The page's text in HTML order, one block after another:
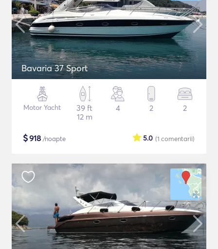
Bavaria 37 Sport
Motor Yacht
39 ft
12 m
4 2 2
$918 /noapte (1 comentarii)
5.0